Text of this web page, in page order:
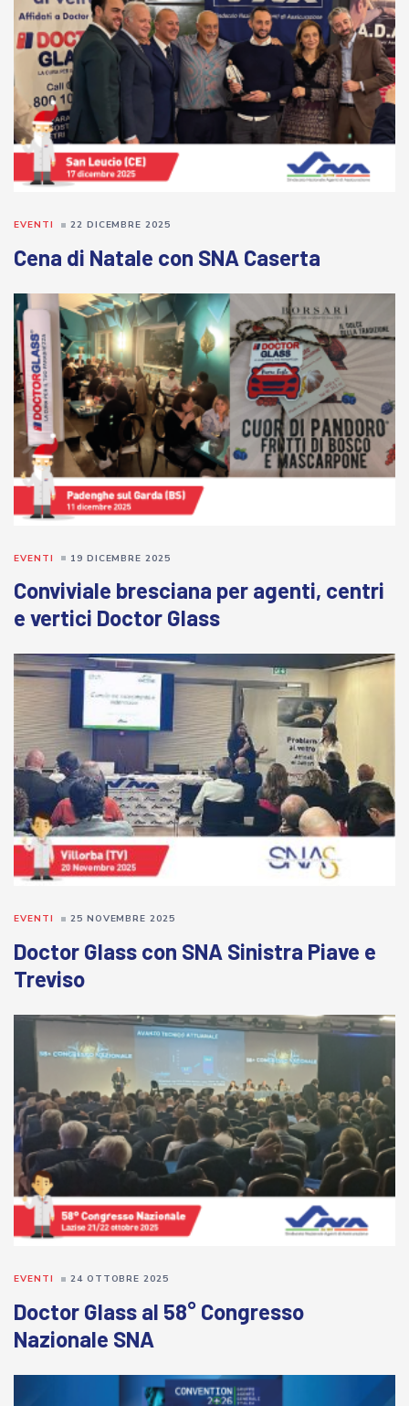
Cena di Natale con SNA Caserta
EVENTI 22 DICEMBRE 2025
Conviviale bresciana per agenti, centri
e vertici Doctor Glass
EVENTI 19 DICEMBRE 2025
Doctor Glass con SNA Sinistra Piave e
Treviso
EVENTI 25 NOVEMBRE 2025
Doctor Glass al 58° Congresso
Nazionale SNA
EVENTI 24 OTTOBRE 2025